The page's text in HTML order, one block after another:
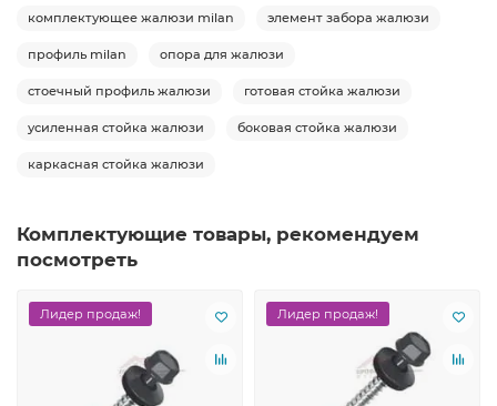
комплектующее жалюзи milan элемент забора жалюзи
профиль milan опора для жалюзи
стоечный профиль жалюзи готовая стойка жалюзи
усиленная стойка жалюзи боковая стойка жалюзи
каркасная стойка жалюзи
Комплектующие товары, рекомендуем
посмотреть
Лидер продаж! Лидер продаж!